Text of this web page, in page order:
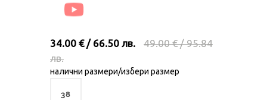
34.00 € / 66.50 лв.
49.00 € / 95.84
лв.
налични размери/избери размер
38